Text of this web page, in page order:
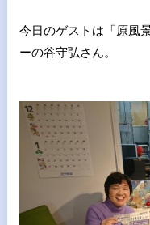
今日のゲストは「原風
ーの谷守弘さん。